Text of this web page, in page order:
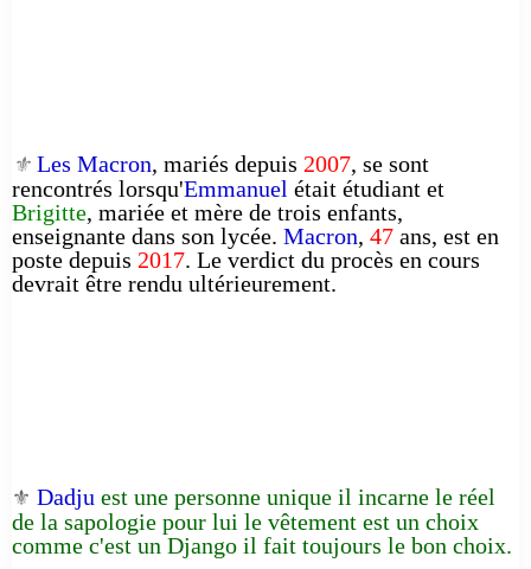
⚜️ Les Macron, mariés depuis 2007, se sont
rencontrés lorsqu'Emmanuel était étudiant et
Brigitte, mariée et mère de trois enfants,
enseignante dans son lycée. Macron, 47 ans, est en
poste depuis 2017. Le verdict du procès en cours
devrait être rendu ultérieurement.
⚜️ Dadju est une personne unique il incarne le réel
de la sapologie pour lui le vêtement est un choix
comme c'est un Django il fait toujours le bon choix.